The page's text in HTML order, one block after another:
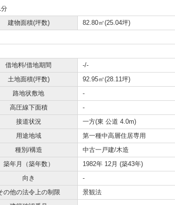
建物面積(坪数)
82.80㎡(25.04坪)
借地料/借地期間
-/-
土地面積(坪数)
92.95㎡(28.11坪)
路地状敷地
-
高圧線下面積
-
接道状況
一方(東 公道 4.0m)
用途地域
第一種中高層住居専用
種別/構造
中古一戸建/木造
築年月（築年数）
1982年 12月 (築43年)
向き
-
の他の法令上の制限
景観法